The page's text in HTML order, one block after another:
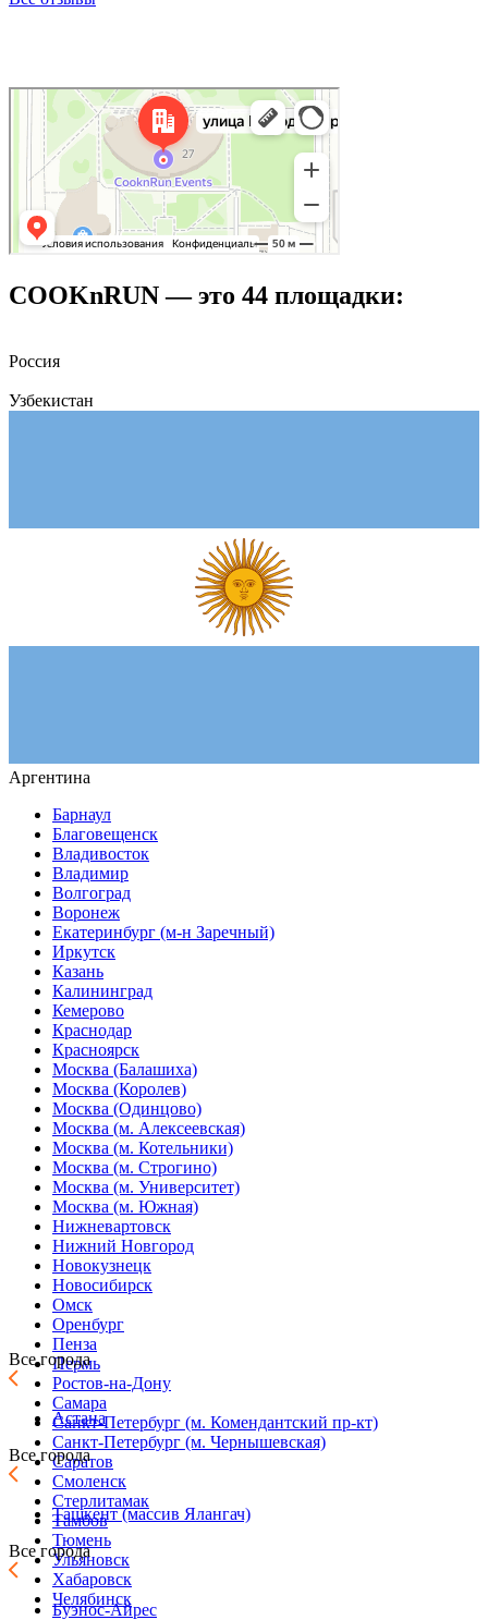
COOKnRUN — это 44 площадки:
Россия
Узбекистан
Аргентина
Барнаул
Благовещенск
Владивосток
Владимир
Волгоград
Воронеж
Екатеринбург (м-н Заречный)
Иркутск
Казань
Калининград
Кемерово
Краснодар
Красноярск
Москва (Балашиха)
Москва (Королев)
Москва (Одинцово)
Москва (м. Алексеевская)
Москва (м. Котельники)
Москва (м. Строгино)
Москва (м. Университет)
Москва (м. Южная)
Нижневартовск
Нижний Новгород
Новокузнецк
Новосибирск
Омск
Оренбург
Пенза
Пермь
Ростов-на-Дону
Самара
Санкт-Петербург (м. Комендантский пр-кт)
Санкт-Петербург (м. Чернышевская)
Саратов
Смоленск
Стерлитамак
Тамбов
Тюмень
Ульяновск
Хабаровск
Челябинск
Все города
Астана
Все города
Ташкент (массив Ялангач)
Все города
Буэнос-Айрес